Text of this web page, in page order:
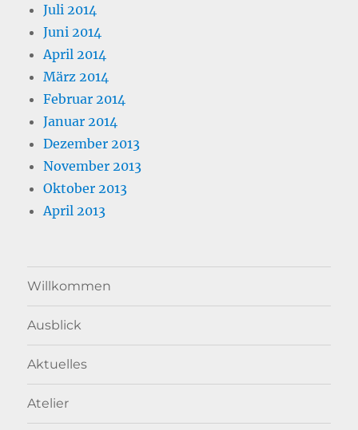
Juli 2014
Juni 2014
April 2014
März 2014
Februar 2014
Januar 2014
Dezember 2013
November 2013
Oktober 2013
April 2013
Willkommen
Ausblick
Aktuelles
Atelier